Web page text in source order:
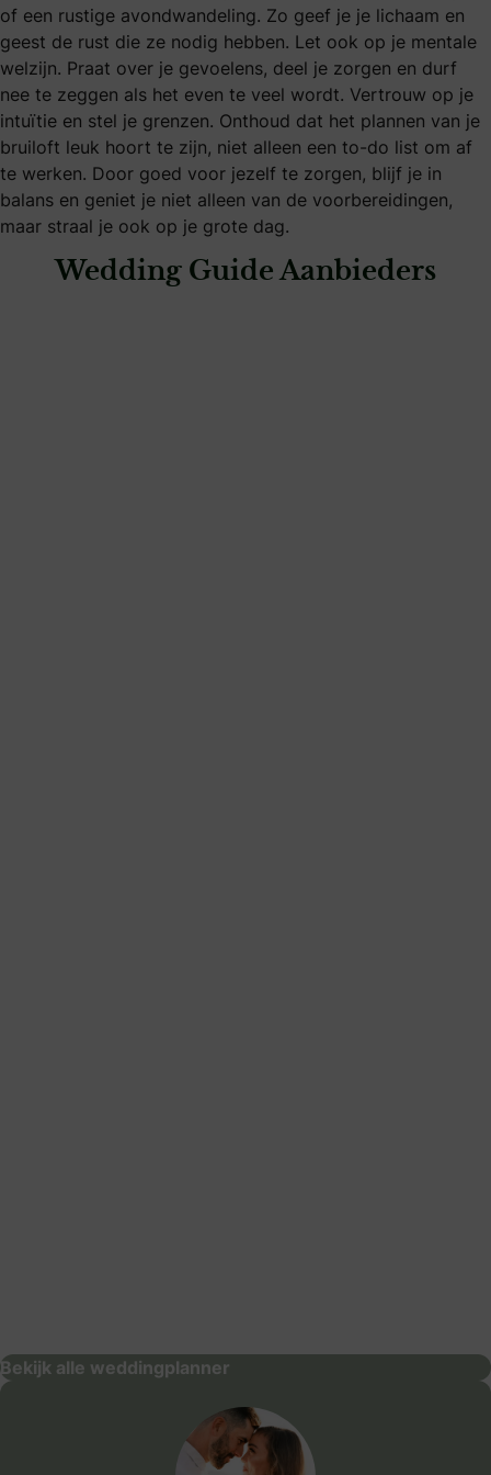
of een rustige avondwandeling. Zo geef je je lichaam en
geest de rust die ze nodig hebben. Let ook op je mentale
welzijn. Praat over je gevoelens, deel je zorgen en durf
nee te zeggen als het even te veel wordt. Vertrouw op je
intuïtie en stel je grenzen. Onthoud dat het plannen van je
bruiloft leuk hoort te zijn, niet alleen een to-do list om af
te werken. Door goed voor jezelf te zorgen, blijf je in
balans en geniet je niet alleen van de voorbereidingen,
maar straal je ook op je grote dag.
Wedding Guide Aanbieders
Bekijk alle weddingplanner